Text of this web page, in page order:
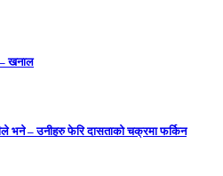
– खनाल
भने – उनीहरु फेरि दासताको चक्रमा फर्किन